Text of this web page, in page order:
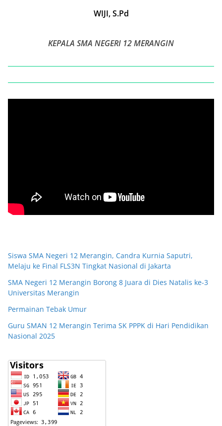
WIJI, S.Pd
KEPALA SMA NEGERI 12 MERANGIN
Siswa SMA Negeri 12 Merangin, Candra Kurnia Saputri,
Melaju ke Final FLS3N Tingkat Nasional di Jakarta
SMA Negeri 12 Merangin Borong 8 Juara di Dies Natalis ke-3
Universitas Merangin
Permainan Tebak Umur
Guru SMAN 12 Merangin Terima SK PPPK di Hari Pendidikan
Nasional 2025